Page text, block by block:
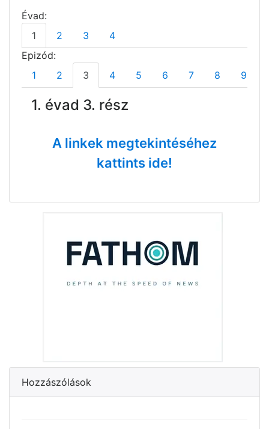
Évad:
1
2 3
4
Epizód:
1
2 3 4 5 6 7 8 9
1. évad 3. rész
A linkek megtekintéséhez
kattints ide!
Hozzászólások